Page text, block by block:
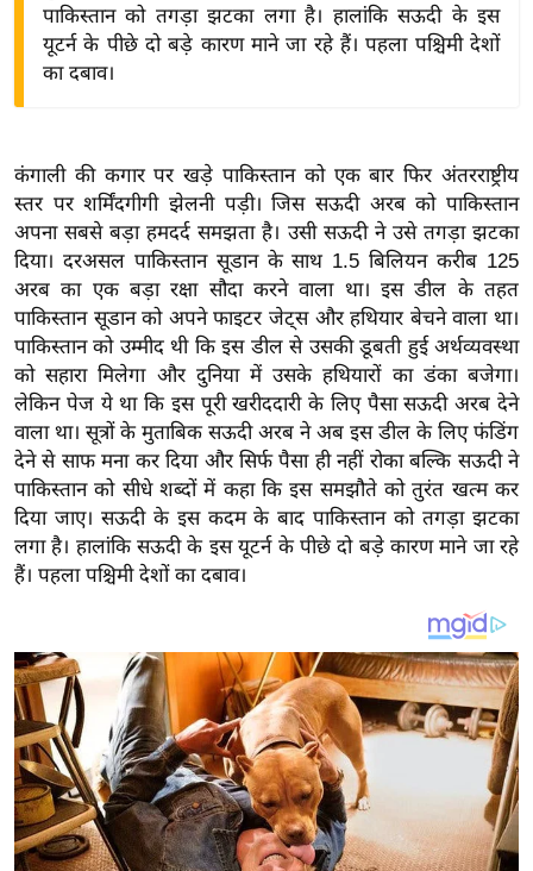
शे
ष
ज्ञ
रा
य
ब
ज
ट
खे
ल
क्रि
के
ट
L
2
0
2
6
क्रा
इ
पाकिस्तान को तगड़ा झटका लगा है। हालांकि सऊदी के इस
यूटर्न के पीछे दो बड़े कारण माने जा रहे हैं। पहला पश्चिमी देशों
का दबाव।
कंगाली की कगार पर खड़े पाकिस्तान को एक बार फिर अंतरराष्ट्रीय
स्तर पर शर्मिंदगीगी झेलनी पड़ी। जिस सऊदी अरब को पाकिस्तान
अपना सबसे बड़ा हमदर्द समझता है। उसी सऊदी ने उसे तगड़ा झटका
दिया। दरअसल पाकिस्तान सूडान के साथ 1.5 बिलियन करीब 125
अरब का एक बड़ा रक्षा सौदा करने वाला था। इस डील के तहत
पाकिस्तान सूडान को अपने फाइटर जेट्स और हथियार बेचने वाला था।
पाकिस्तान को उम्मीद थी कि इस डील से उसकी डूबती हुई अर्थव्यवस्था
को सहारा मिलेगा और दुनिया में उसके हथियारों का डंका बजेगा।
लेकिन पेज ये था कि इस पूरी खरीददारी के लिए पैसा सऊदी अरब देने
वाला था। सूत्रों के मुताबिक सऊदी अरब ने अब इस डील के लिए फंडिंग
देने से साफ मना कर दिया और सिर्फ पैसा ही नहीं रोका बल्कि सऊदी ने
पाकिस्तान को सीधे शब्दों में कहा कि इस समझौते को तुरंत खत्म कर
दिया जाए। सऊदी के इस कदम के बाद पाकिस्तान को तगड़ा झटका
लगा है। हालांकि सऊदी के इस यूटर्न के पीछे दो बड़े कारण माने जा रहे
हैं। पहला पश्चिमी देशों का दबाव।